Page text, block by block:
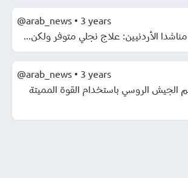
@arab_news • 3 years
الأردنيين: علاج نجلي متوفر ولكن...
@arab_news • 3 years
الجيش الروسي باستخدام القوة المميتة